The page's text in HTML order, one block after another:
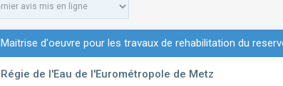
Maitrise d'oeuvre pour les travaux de rehabilitation du
Régie de l'Eau de l'Eurométropole de Metz